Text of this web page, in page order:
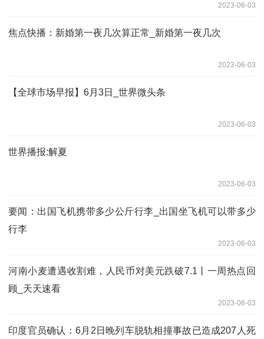
2023-06-03
焦点快播：新婚第一夜几次算正常_新婚第一夜几次
2023-06-03
【全球市场早报】6月3日_世界微头条
2023-06-03
世界播报:解夏
2023-06-03
要闻：出国飞机携带多少公斤行李_出国坐飞机可以带多少
行李
2023-06-03
河南小麦遭遇收割难，人民币对美元跌破7.1丨一周热点回
顾_天天速看
2023-06-03
印度官员确认：6月2日晚列车脱轨相撞事故已造成207人死